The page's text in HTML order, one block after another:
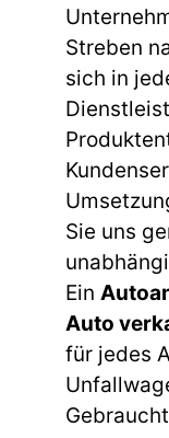
Streben
sich in
Sie uns
Ein
Auto
für jedes